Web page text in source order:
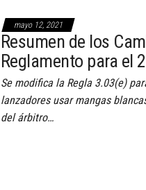
mayo 12, 2021
Resumen de los
Reglamento para el
Se modifica la Regla 3.03(e)
lanzadores usar mangas
del árbitro…